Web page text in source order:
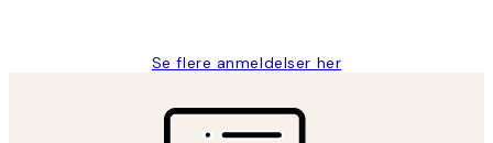
Se flere anmeldelser her